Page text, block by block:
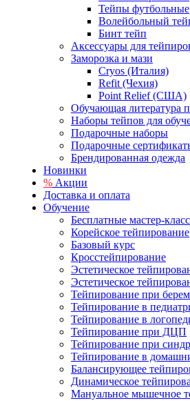
Тейпы футбольные
Волейбольный
Бинт тейп
Аксессуары для
Заморозка и мази
Cryos (Италия)
Refit (Чехия)
Point Relief (США)
Обучающая литература
Наборы тейпов для
Подарочные наборы
Подарочные
Брендированная одежда
Новинки
% Акции
Доставка и оплата
Обучение
Бесплатные мастер-
Корейское тейпирование
Базовый курс
Кросстейпирование
Эстетическое
Эстетическое
Тейпирование при
Тейпирование в
Тейпирование в
Тейпирование при ДЦП
Тейпирование при
Тейпирование в
Балансирующее
Динамическое
Мануальное мышечное